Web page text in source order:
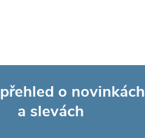
o novinkách
a slevách